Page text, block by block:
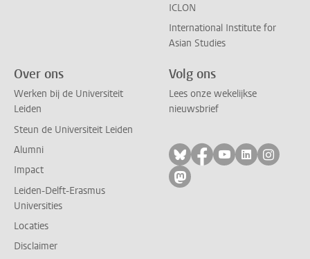
ICLON
International Institute for
Asian Studies
Over ons
Werken bij de Universiteit
Leiden
Steun de Universiteit Leiden
Alumni
Impact
Leiden-Delft-Erasmus
Universities
Locaties
Disclaimer
Volg ons
Lees onze wekelijkse
nieuwsbrief
Volg ons op bluesky
Volg ons op
Volg ons op
Volg ons
Volg
Volg ons op mastodon